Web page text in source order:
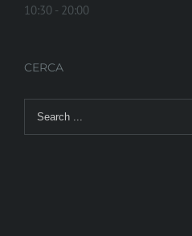
10:30 - 20:00
CERCA
for: